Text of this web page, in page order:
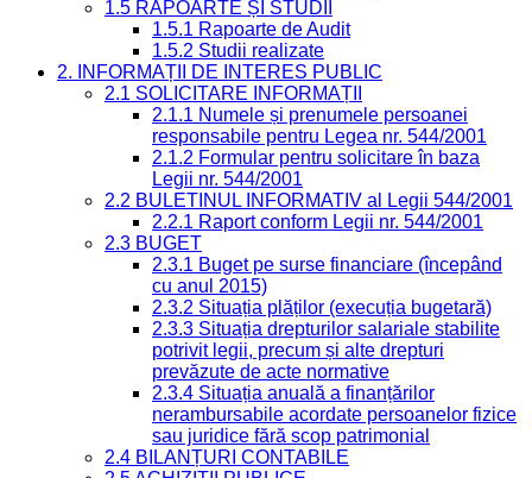
1.5 RAPOARTE ȘI STUDII
1.5.1 Rapoarte de Audit
1.5.2 Studii realizate
2. INFORMAȚII DE INTERES PUBLIC
2.1 SOLICITARE INFORMAȚII
2.1.1 Numele și prenumele persoanei
responsabile pentru Legea nr. 544/2001
2.1.2 Formular pentru solicitare în baza
Legii nr. 544/2001
2.2 BULETINUL INFORMATIV al Legii 544/2001
2.2.1 Raport conform Legii nr. 544/2001
2.3 BUGET
2.3.1 Buget pe surse financiare (începând
cu anul 2015)
2.3.2 Situația plăților (execuția bugetară)
2.3.3 Situația drepturilor salariale stabilite
potrivit legii, precum și alte drepturi
prevăzute de acte normative
2.3.4 Situația anuală a finanțărilor
nerambursabile acordate persoanelor fizice
sau juridice fără scop patrimonial
2.4 BILANȚURI CONTABILE